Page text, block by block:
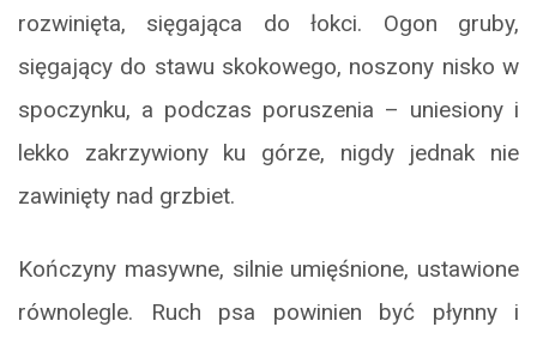
rozwinięta, sięgająca do łokci. Ogon gruby,
sięgający do stawu skokowego, noszony nisko w
spoczynku, a podczas poruszenia – uniesiony i
lekko zakrzywiony ku górze, nigdy jednak nie
zawinięty nad grzbiet.
Kończyny masywne, silnie umięśnione, ustawione
równolegle. Ruch psa powinien być płynny i